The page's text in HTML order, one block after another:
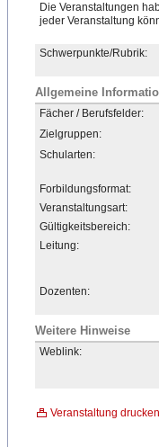
Die Veranstaltungen
jeder Veranstaltung
Schwerpunkte/Rubrik:
Allgemeine
Fächer / Berufsfelder:
Zielgruppen:
Schularten:
Forbildungsformat:
Veranstaltungsart:
Gültigkeitsbereich:
Leitung:
Dozenten:
Weitere Hinweise
Weblink:
Veranstaltung drucken